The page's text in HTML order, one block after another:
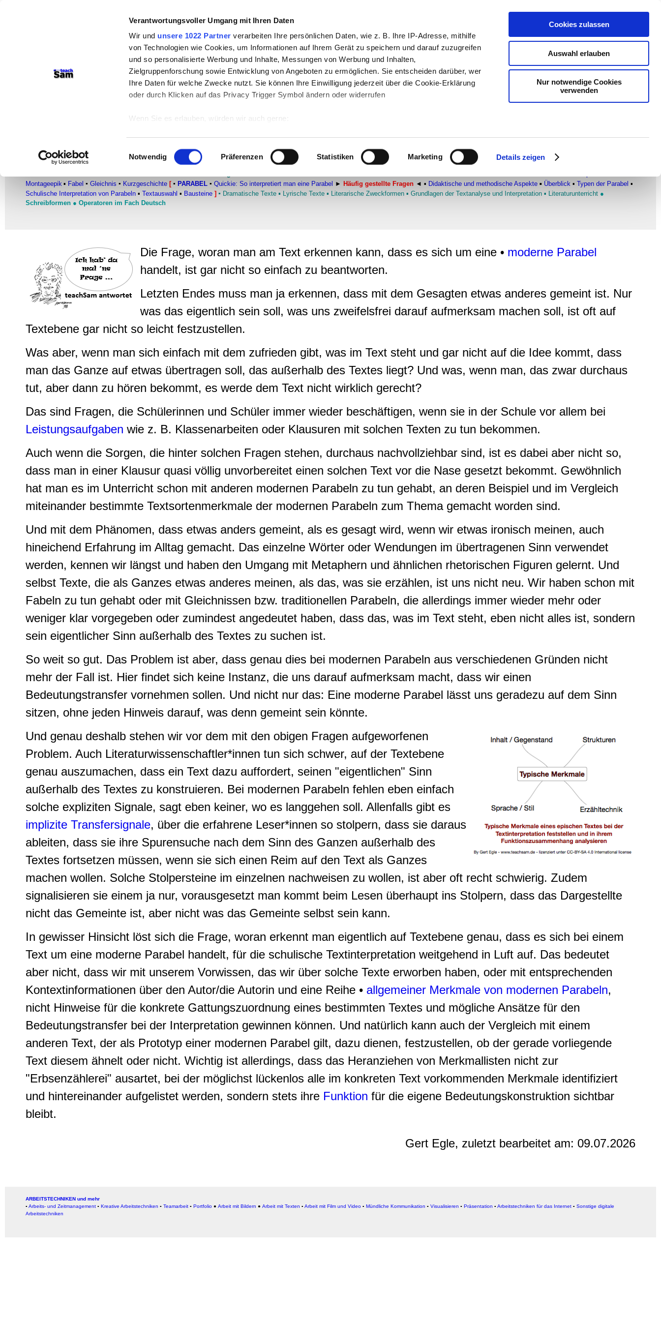
Verantwortungsvoller Umgang mit Ihren Daten
Wir und unsere 1022 Partner verarbeiten Ihre persönlichen Daten, wie z. B. Ihre IP-Adresse, mithilfe
von Technologien wie Cookies, um Informationen auf Ihrem Gerät zu speichern und darauf zuzugreifen
und so personalisierte Werbung und Inhalte, Messungen von Werbung und Inhalten,
Zielgruppenforschung sowie Entwicklung von Angeboten zu ermöglichen. Sie entscheiden darüber, wer
Ihre Daten für welche Zwecke nutzt. Sie können Ihre Einwilligung jederzeit über die Cookie-Erklärung
oder durch Klicken auf das Privacy Trigger Symbol ändern oder widerrufen
Wenn Sie es erlauben, würden wir auch gerne:
Ihr Gerät durch aktives Scannen nach bestimmten Merkmalen (Fingerprinting) identifizieren
Erfahren Sie mehr darüber, wie Ihre persönlichen Daten verarbeitet werden, und legen Sie Ihre
Präferenzen imAbschnitt Einzelheitenfest.
Wir verwenden Cookies, um Inhalte und Anzeigen zu personalisieren, Funktionen für soziale Medien
zusammen, die Sie ihnen bereitgestellt haben oder die sie im Rahmen Ihrer Nutzung der Dienste
gesammelt haben.
Einwilligungsauswahl
Notwendig Präferenzen Statistiken Marketing Details zeigen
Cookies zulassen
Auswahl erlauben
Nur notwendige Cookies
verwenden
teachSam- Arbeitsbereiche:
Deutsch-Geschichte-Politik-Pädagogik- Psychologie-Medien -Methodik und
So navigiert man auf teachSam-So sucht man auf teachSam
teachSam braucht
Werbung
Woran erkennt man eine moderne Parabel?
Typen der Parabel – Moderne Parabel
FACHBEREICH DEUTSCH
Montageepik ▪ Fabel ▪ Gleichnis ▪ Kurzgeschichte [▪ PARABEL ▪ Quickie: So interpretiert man eine Parabel ► Häufig gestellte Fragen ◄ ▪ Didaktische und methodische Aspekte ▪ Überblick ▪ Typen der Parabel ▪
Schulische Interpretation von Parabeln ▪ Textauswahl ▪ Bausteine ] ▪ Dramatische Texte ▪ Lyrische Texte ▪ Literarische Zweckformen ▪ Grundlagen der Textanalyse und Interpretation ▪ Literaturunterricht ●
Schreibformen ● Operatoren im Fach Deutsch
Die Frage, woran man am Text erkennen kann, dass es sich um eine • moderne Parabel
handelt, ist gar nicht so einfach zu beantworten.
Letzten Endes muss man ja erkennen, dass mit dem Gesagten etwas anderes gemeint ist. Nur
was das eigentlich sein soll, was uns zweifelsfrei darauf aufmerksam machen soll, ist oft auf
Textebene gar nicht so leicht festzustellen.
Was aber, wenn man sich einfach mit dem zufrieden gibt, was im Text steht und gar nicht auf die Idee kommt, dass
man das Ganze auf etwas übertragen soll, das außerhalb des Textes liegt? Und was, wenn man, das zwar durchaus
tut, aber dann zu hören bekommt, es werde dem Text nicht wirklich gerecht?
Das sind Fragen, die Schülerinnen und Schüler immer wieder beschäftigen, wenn sie in der Schule vor allem bei
Leistungsaufgaben wie z. B. Klassenarbeiten oder Klausuren mit solchen Texten zu tun bekommen.
Auch wenn die Sorgen, die hinter solchen Fragen stehen, durchaus nachvollziehbar sind, ist es dabei aber nicht so,
dass man in einer Klausur quasi völlig unvorbereitet einen solchen Text vor die Nase gesetzt bekommt. Gewöhnlich
hat man es im Unterricht schon mit anderen modernen Parabeln zu tun gehabt, an deren Beispiel und im Vergleich
miteinander bestimmte Textsortenmerkmale der modernen Parabeln zum Thema gemacht worden sind.
Und mit dem Phänomen, dass etwas anders gemeint, als es gesagt wird, wenn wir etwas ironisch meinen, auch
hineichend Erfahrung im Alltag gemacht. Das einzelne Wörter oder Wendungen im übertragenen Sinn verwendet
werden, kennen wir längst und haben den Umgang mit Metaphern und ähnlichen rhetorischen Figuren gelernt. Und
selbst Texte, die als Ganzes etwas anderes meinen, als das, was sie erzählen, ist uns nicht neu. Wir haben schon mit
Fabeln zu tun gehabt oder mit Gleichnissen bzw. traditionellen Parabeln, die allerdings immer wieder mehr oder
weniger klar vorgegeben oder zumindest angedeutet haben, dass das, was im Text steht, eben nicht alles ist, sondern
sein eigentlicher Sinn außerhalb des Textes zu suchen ist.
So weit so gut. Das Problem ist aber, dass genau dies bei modernen Parabeln aus verschiedenen Gründen nicht
mehr der Fall ist. Hier findet sich keine Instanz, die uns darauf aufmerksam macht, dass wir einen
Bedeutungstransfer vornehmen sollen. Und nicht nur das: Eine moderne Parabel lässt uns geradezu auf dem Sinn
sitzen, ohne jeden Hinweis darauf, was denn gemeint sein könnte.
Und genau deshalb stehen wir vor dem mit den obigen Fragen aufgeworfenen
Problem. Auch Literaturwissenschaftler*innen tun sich schwer, auf der Textebene
genau auszumachen, dass ein Text dazu auffordert, seinen "eigentlichen" Sinn
außerhalb des Textes zu konstruieren. Bei modernen Parabeln fehlen eben einfach
solche expliziten Signale, sagt eben keiner, wo es langgehen soll. Allenfalls gibt es
implizite Transfersignale, über die erfahrene Leser*innen so stolpern, dass sie daraus
ableiten, dass sie ihre Spurensuche nach dem Sinn des Ganzen außerhalb des
Textes fortsetzen müssen, wenn sie sich einen Reim auf den Text als Ganzes
machen wollen. Solche Stolpersteine im einzelnen nachweisen zu wollen, ist aber oft recht schwierig. Zudem
signalisieren sie einem ja nur, vorausgesetzt man kommt beim Lesen überhaupt ins Stolpern, dass das Dargestellte
nicht das Gemeinte ist, aber nicht was das Gemeinte selbst sein kann.
In gewisser Hinsicht löst sich die Frage, woran erkennt man eigentlich auf Textebene genau, dass es sich bei einem
Text um eine moderne Parabel handelt, für die schulische Textinterpretation weitgehend in Luft auf. Das bedeutet
aber nicht, dass wir mit unserem Vorwissen, das wir über solche Texte erworben haben, oder mit entsprechenden
Kontextinformationen über den Autor/die Autorin und eine Reihe • allgemeiner Merkmale von modernen Parabeln,
nicht Hinweise für die konkrete Gattungszuordnung eines bestimmten Textes und mögliche Ansätze für den
Bedeutungstransfer bei der Interpretation gewinnen können. Und natürlich kann auch der Vergleich mit einem
anderen Text, der als Prototyp einer modernen Parabel gilt, dazu dienen, festzustellen, ob der gerade vorliegende
Text diesem ähnelt oder nicht. Wichtig ist allerdings, dass das Heranziehen von Merkmallisten nicht zur
"Erbsenzählerei" ausartet, bei der möglichst lückenlos alle im konkreten Text vorkommenden Merkmale identifiziert
und hintereinander aufgelistet werden, sondern stets ihre Funktion für die eigene Bedeutungskonstruktion sichtbar
bleibt.
Gert Egle, zuletzt bearbeitet am: 09.07.2026
ARBEITSTECHNIKEN und mehr
▪ Arbeits- und Zeitmanagement ▪ Kreative Arbeitstechniken ▪ Teamarbeit ▪ Portfolio ● Arbeit mit Bildern ● Arbeit mit Texten ▪ Arbeit mit Film und Video ▪ Mündliche Kommunikation ▪ Visualisieren ▪ Präsentation ▪ Arbeitstechniken für das Internet ▪ Sonstige digitale
Arbeitstechniken